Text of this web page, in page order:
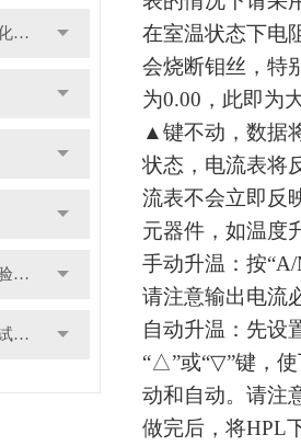
水泥、混凝土、土壤理化检测仪器及装置
保温材料检测仪器及试验装置
新型电子综合抗压强度试验机
在室温状态下电
会烧断钼丝，特
为0.00，此即为
▲键不动，数据
状态，电流表将
流表不会立即反
元器件，如温度
手动升温：按
请注意输出电流
自动升温：先设
“△”或“▽”键，
动和自动。请注
做完后，将HPL